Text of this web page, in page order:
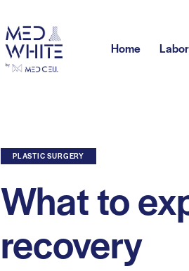
Home
PLASTIC SURGERY
What to
recovery